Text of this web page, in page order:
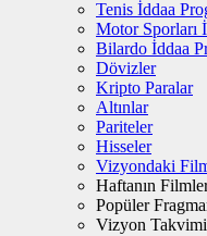
Tenis İddaa
Motor Sporları
Bilardo İddaa
Dövizler
Kripto Paralar
Altınlar
Pariteler
Hisseler
Vizyondaki
Haftanın
Popüler
Vizyon Takvimi